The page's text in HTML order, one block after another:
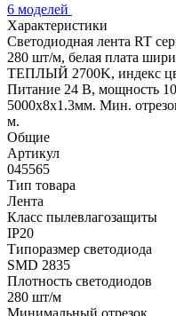
6 моделей
Характеристики
Светодиодная лента RT
280 шт/м, белая плата
ТЕПЛЫЙ 2700K, индекс
Питание 24 В, мощность
5000x8x1.3мм. Мин.
м.
Общие
Артикул
045565
Тип товара
Лента
Класс пылевлагозащиты
IP20
Типоразмер светодиода
SMD 2835
Плотность светодиодов
280 шт/м
Минимальный отрезок